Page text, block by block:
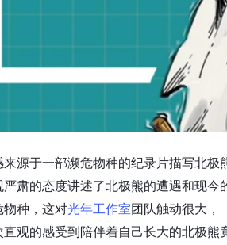
来源于一部濒危物种的纪录片描写北极
肃的态度讲述了北极熊的遭遇和现今
物种，这对光年工作室团队触动很大，
观的感受到陪伴着自己长大的北极熊